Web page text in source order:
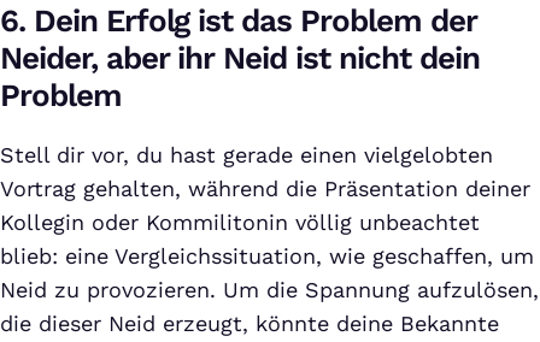
6. Dein Erfolg ist das Problem der
Neider, aber ihr Neid ist nicht dein
Problem
Stell dir vor, du hast gerade einen vielgelobten
Vortrag gehalten, während die Präsentation deiner
Kollegin oder Kommilitonin völlig unbeachtet
blieb: eine Vergleichssituation, wie geschaffen, um
Neid zu provozieren. Um die Spannung aufzulösen,
die dieser Neid erzeugt, könnte deine Bekannte